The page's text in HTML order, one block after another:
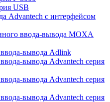
USB
Advantech с интерфейсом
ввода-вывода MOXA
вывода Adlink
вывода Advantech серия
вывода Advantech серия
вывода Advantech серия